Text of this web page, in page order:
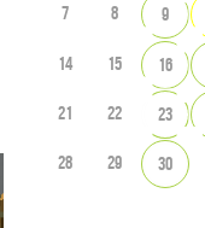
7 8 9
14 15 16
21 22 23
28 29 30